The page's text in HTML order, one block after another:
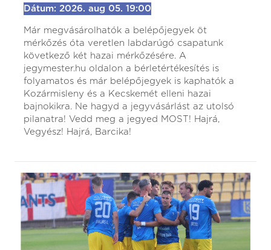
Dátum: 2026. aug 05. 19:00
Már megvásárolhatók a belépőjegyek öt
mérkőzés óta veretlen labdarúgó csapatunk
következő két hazai mérkőzésére. A
jegymester.hu oldalon a bérletértékesítés is
folyamatos és már belépőjegyek is kaphatók a
Kozármisleny és a Kecskemét elleni hazai
bajnokikra. Ne hagyd a jegyvásárlást az utolsó
pilanatra! Vedd meg a jegyed MOST! Hajrá,
Vegyész! Hajrá, Barcika!